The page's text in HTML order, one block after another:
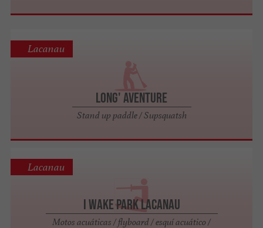
Long' Aventure
Stand up paddle / Supsquatsh
Lacanau
I Wake Park Lacanau
Motos acuáticas / flyboard / esquí acuático /
Lacanau